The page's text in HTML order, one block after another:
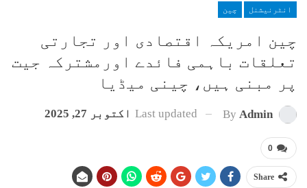
انٹرنیشنل چین
چین امریکہ اقتصادی اور تجارتی
تعلقات باہمی فائدے اورمشترکہ جیت
پر مبنی ہیں، چینی میڈیا
By Admin
Last updated اکتوبر 27, 2025
0
Share